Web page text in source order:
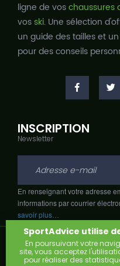
ligne de voschaussures
vosski. Une sélection
un guide des tailles et
pour des conseils
INSCRIPTION
Newsletter
En renseignant votre adresse
informations par courrier
savoir plus…
Copyright © 2026,
Narobaz.
SportAdvice utilise
En poursuivant votre
site, vous acceptez
pour réaliser des